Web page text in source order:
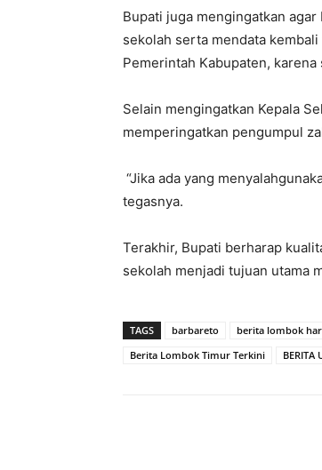
Bupati juga mengingatkan
sekolah serta mendata
Pemerintah Kabupaten,
Selain mengingatkan Kepala
memperingatkan pengumpul
“Jika ada yang
tegasnya.
Terakhir, Bupati berharap
sekolah menjadi tujuan utama
TAGS barbareto berita lombok
Berita Lombok Timur Terkini
BERITA